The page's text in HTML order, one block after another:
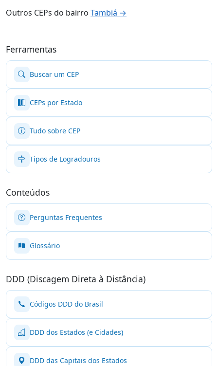
Outros CEPs do bairro Tambiá →
Ferramentas
Buscar um CEP
CEPs por Estado
Tudo sobre CEP
Tipos de Logradouros
Conteúdos
Perguntas Frequentes
Glossário
DDD (Discagem Direta à Distância)
Códigos DDD do Brasil
DDD dos Estados (e Cidades)
DDD das Capitais dos Estados